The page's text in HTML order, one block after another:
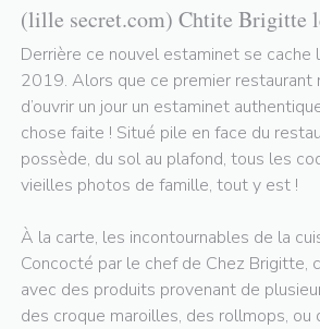
(lille secret.com) Chtite Brigitte
Derrière ce nouvel estaminet se
2019. Alors que ce premier restaurant
d’ouvrir un jour un estaminet
chose faite ! Situé pile en face du
possède, du sol au plafond, tous les
vieilles photos de famille, tout y est !
À la carte, les incontournables de la
Concocté par le chef de Chez
avec des produits provenant de
des croque maroilles, des rollmops,